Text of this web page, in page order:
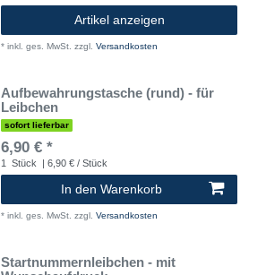
Artikel anzeigen
* inkl. ges. MwSt. zzgl. Versandkosten
Aufbewahrungstasche (rund) - für
Leibchen
sofort lieferbar
6,90 € *
1 Stück | 6,90 € / Stück
In den Warenkorb
* inkl. ges. MwSt. zzgl. Versandkosten
Startnummernleibchen - mit